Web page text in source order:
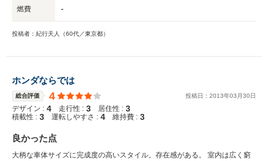
燃費 -
投稿者：紀行天人（60代／東京都）
ホンダならでは
総合評価 4 投稿日： 2013年03 月30日
デザイン : 4 走行性 : 3 居住性 : 3
積載性 : 3 運転しやすさ : 4 維持費 : 3
良かった点
大柄な車体サイズに完成度の高いスタイル。存在感がある。 室内は広く窮